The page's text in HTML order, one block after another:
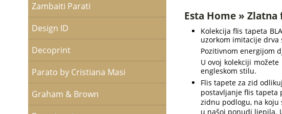
Esta Home »
Kolekcija flis tapeta
uzorkom imitacije drva
Pozitivnom energijom
U ovoj kolekciji
engleskom stilu.
Flis tapete za zid
postavljanje flis tapeta
zidnu podlogu, na
u našoj ponudi ljepila.
Zambaiti Parati
Design ID
Decoprint
Parato by Cristiana Masi
Graham & Brown